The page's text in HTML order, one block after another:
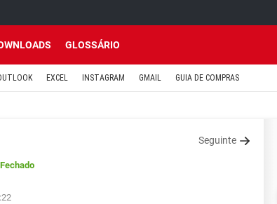
GLOSSÁRIO
EXCEL INSTAGRAM GMAIL GUIA DE COMPRAS
Seguinte